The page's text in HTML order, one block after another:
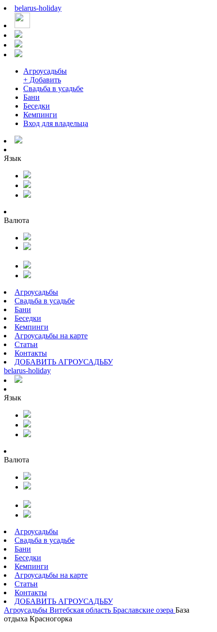
belarus-holiday
Агроусадьбы
+ Добавить
Свадьба в усадьбе
Бани
Беседки
Кемпинги
Вход для владельца
Язык
Валюта
Агроусадьбы
Свадьба в усадьбе
Бани
Беседки
Кемпинги
Агроусадьбы на карте
Статьи
Контакты
ДОБАВИТЬ АГРОУСАДЬБУ
belarus-holiday
Язык
Валюта
Агроусадьбы
Свадьба в усадьбе
Бани
Беседки
Кемпинги
Агроусадьбы на карте
Статьи
Контакты
ДОБАВИТЬ АГРОУСАДЬБУ
Агроусадьбы Витебская область Браславские озера База
отдыха Красногорка